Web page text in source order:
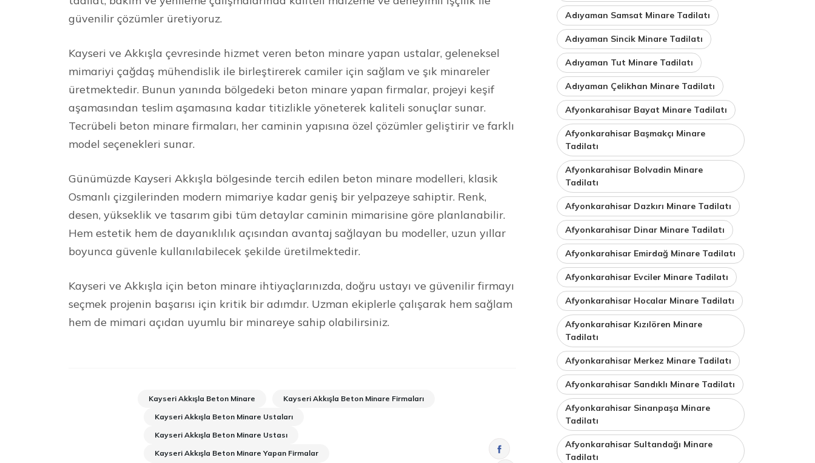
güvenilir çözümler üretiyoruz.
Kayseri ve Akkışla çevresinde hizmet veren beton minare yapan ustalar, geleneksel
mimariyi çağdaş mühendislik ile birleştirerek camiler için sağlam ve şık minareler
üretmektedir. Bunun yanında bölgedeki beton minare yapan firmalar, projeyi keşif
aşamasından teslim aşamasına kadar titizlikle yöneterek kaliteli sonuçlar sunar.
Tecrübeli beton minare firmaları, her caminin yapısına özel çözümler geliştirir ve farklı
model seçenekleri sunar.
Günümüzde Kayseri Akkışla bölgesinde tercih edilen beton minare modelleri, klasik
Osmanlı çizgilerinden modern mimariye kadar geniş bir yelpazeye sahiptir. Renk,
desen, yükseklik ve tasarım gibi tüm detaylar caminin mimarisine göre planlanabilir.
Hem estetik hem de dayanıklılık açısından avantaj sağlayan bu modeller, uzun yıllar
boyunca güvenle kullanılabilecek şekilde üretilmektedir.
Kayseri ve Akkışla için beton minare ihtiyaçlarınızda, doğru ustayı ve güvenilir firmayı
seçmek projenin başarısı için kritik bir adımdır. Uzman ekiplerle çalışarak hem sağlam
hem de mimari açıdan uyumlu bir minareye sahip olabilirsiniz.
Kayseri Akkışla Beton Minare
Kayseri Akkışla Beton Minare Firmaları
Kayseri Akkışla Beton Minare Ustaları
Kayseri Akkışla Beton Minare Ustası
Kayseri Akkışla Beton Minare Yapan Firmalar
Adıyaman Samsat Minare Tadilatı
Adıyaman Sincik Minare Tadilatı
Adıyaman Tut Minare Tadilatı
Adıyaman Çelikhan Minare Tadilatı
Afyonkarahisar Bayat Minare Tadilatı
Afyonkarahisar Başmakçı Minare
Tadilatı
Afyonkarahisar Bolvadin Minare
Tadilatı
Afyonkarahisar Dazkırı Minare Tadilatı
Afyonkarahisar Dinar Minare Tadilatı
Afyonkarahisar Emirdağ Minare Tadilatı
Afyonkarahisar Evciler Minare Tadilatı
Afyonkarahisar Hocalar Minare Tadilatı
Afyonkarahisar Kızılören Minare
Tadilatı
Afyonkarahisar Merkez Minare Tadilatı
Afyonkarahisar Sandıklı Minare Tadilatı
Afyonkarahisar Sinanpaşa Minare
Tadilatı
Afyonkarahisar Sultandağı Minare
Tadilatı